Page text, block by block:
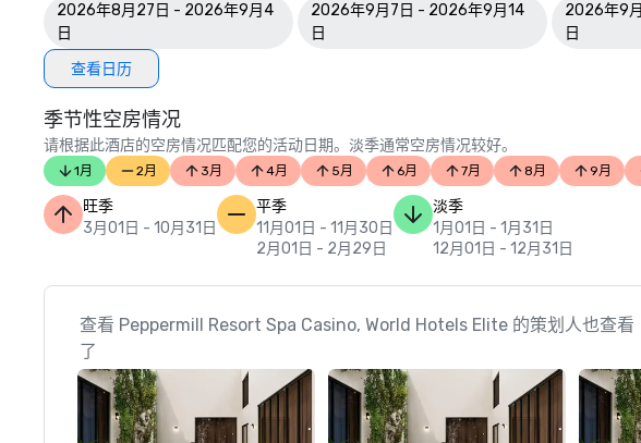
2026年8月27日 - 2026年9月4
日
2026年9月7日 - 2026年9月14
日
2026年9
日
查看日历
季节性空房情况
请根据此酒店的空房情况匹配您的活动日期。淡季通常空房情况较好。
1月 2月 3月 4月 5月 6月 7月 8月 9月
旺季
3月01日 - 10月31日
平季
11月01日 - 11月30日
2月01日 - 2月29日
淡季
1月01日 - 1月31日
12月01日 - 12月31日
查看 Peppermill Resort Spa Casino, World Hotels Elite 的策划人也查看
了